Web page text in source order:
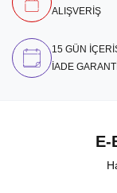
ALIŞVERİŞ
15 GÜN
İADE
E-